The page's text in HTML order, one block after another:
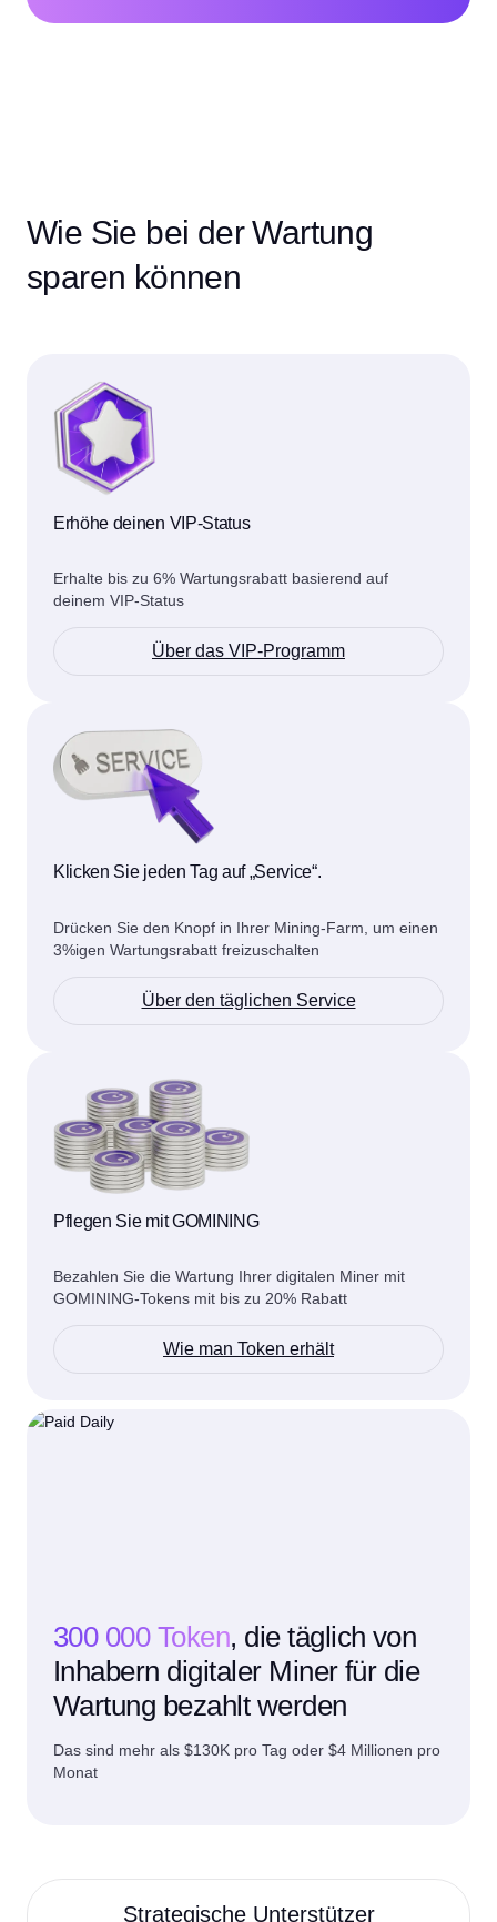
Wie Sie bei der Wartung
sparen können
Erhöhe deinen VIP-Status
Erhalte bis zu 6% Wartungsrabatt basierend auf
deinem VIP-Status
Über das VIP-Programm
Klicken Sie jeden Tag auf „Service“.
Drücken Sie den Knopf in Ihrer Mining-Farm, um einen
3%igen Wartungsrabatt freizuschalten
Über den täglichen Service
Pflegen Sie mit GOMINING
Bezahlen Sie die Wartung Ihrer digitalen Miner mit
GOMINING-Tokens mit bis zu 20% Rabatt
Wie man Token erhält
300 000 Token, die täglich von
Inhabern digitaler Miner für die
Wartung bezahlt werden
Das sind mehr als $130K pro Tag oder $4 Millionen pro
Monat
Strategische Unterstützer